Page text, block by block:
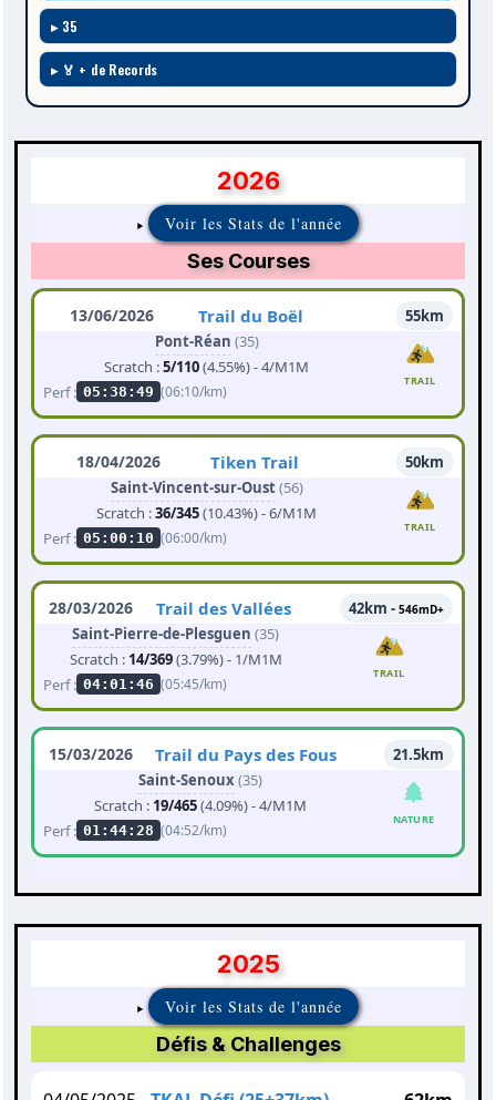
35
🏅 + de Records
2026
Voir les Stats de l'année
Ses Courses
13/06/2026 Trail du Boël
55km
Pont-Réan (35)
Scratch :5/110(4.55%) - 4/M1M
Perf : 05:38:49 (06:10/km)
TRAIL
18/04/2026 Tiken Trail
50km
Saint-Vincent-sur-Oust(56)
Scratch :36/345(10.43%) - 6/M1M
Perf : 05:00:10 (06:00/km)
TRAIL
28/03/2026 Trail des Vallées 42km - 546mD+
Saint-Pierre-de-Plesguen (35)
Scratch : 14/369(3.79%) - 1/M1M
Perf : 04:01:46 (05:45/km)
TRAIL
15/03/2026 Trail du Pays des Fous
21.5km
Saint-Senoux(35)
Scratch : 19/465(4.09%) - 4/M1M
Perf : 01:44:28 (04:52/km)
NATURE
2025
Voir les Stats de l'année
Défis & Challenges